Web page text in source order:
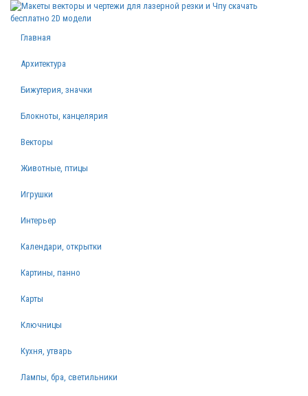
Главная
Архитектура
Бижутерия, значки
Блокноты, канцелярия
Векторы
Животные, птицы
Игрушки
Интерьер
Календари, открытки
Картины, панно
Карты
Ключницы
Кухня, утварь
Лампы, бра, светильники